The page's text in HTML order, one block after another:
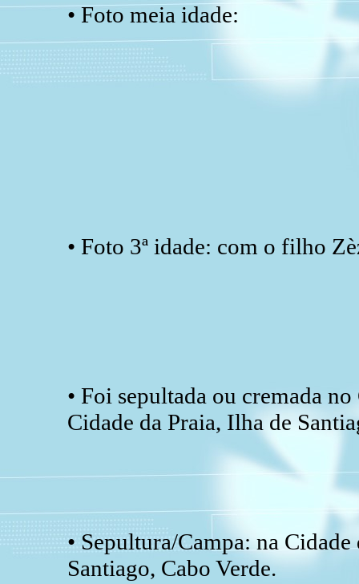
• Foto meia idade:
• Foto 3ª idade: com o filho
• Foi sepultada ou cremada
Cidade da Praia, Ilha de
• Sepultura/Campa: na
Santiago, Cabo Verde.